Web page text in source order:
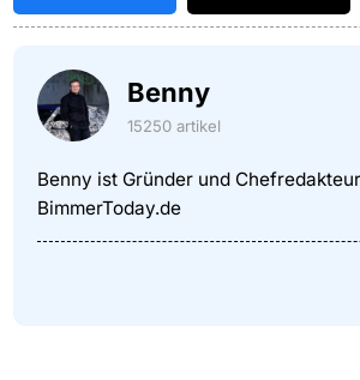
Benny
15250 artikel
Benny ist Gründer und
BimmerToday.de